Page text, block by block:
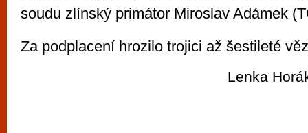
soudu zlínský primátor Miroslav Adámek
Za podplacení hrozilo trojici až šestileté
Lenka